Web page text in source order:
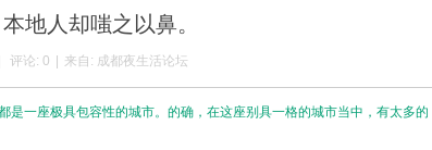
地人却嗤之以鼻。
评论: 0 来自: 成都夜生活论坛
一座极具包容性的城市。的确，在这座别具一格的城市当中，有太多的